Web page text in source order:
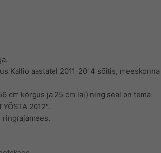
Kallio aastatel 2011-2014 sõitis, meeskonna
cm kõrgus ja 25 cm lai) ning seal on tema
2012″.
ringrajamees.